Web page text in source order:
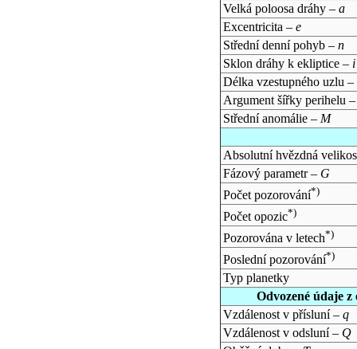
Velká poloosa dráhy – a
Excentricita – e
Střední denní pohyb – n
Sklon dráhy k ekliptice – i
Délka vzestupného uzlu –
Argument šířky perihelu
Střední anomálie – M
Absolutní hvězdná
Fázový parametr – G
Počet pozorování*)
Počet opozic*)
Pozorována v letech*)
Poslední pozorování*)
Typ planetky
Odvozené údaje
Vzdálenost v přísluní – q
Vzdálenost v odsluní – Q